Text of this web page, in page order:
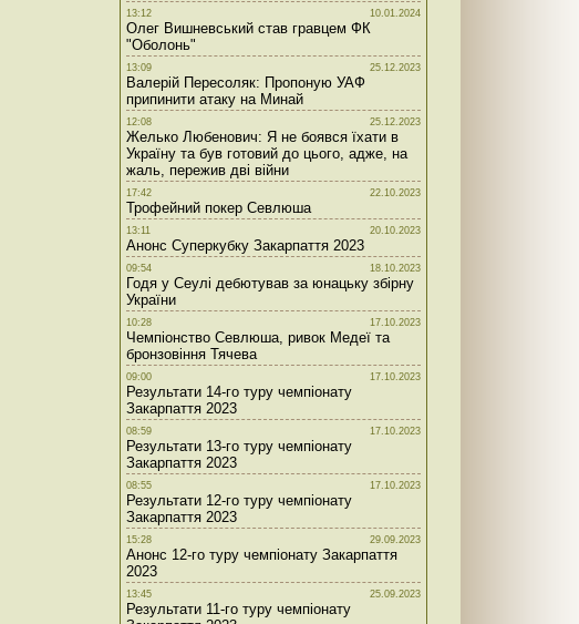
13:12 10.01.2024
Олег Вишневський став гравцем ФК
"Оболонь"
13:09 25.12.2023
Валерій Пересоляк: Пропоную УАФ
припинити атаку на Минай
12:08 25.12.2023
Желько Любенович: Я не боявся їхати в
Україну та був готовий до цього, адже, на
жаль, пережив дві війни
17:42 22.10.2023
Трофейний покер Севлюша
13:11 20.10.2023
Анонс Суперкубку Закарпаття 2023
09:54 18.10.2023
Годя у Сеулі дебютував за юнацьку збірну
України
10:28 17.10.2023
Чемпіонство Севлюша, ривок Медеї та
бронзовіння Тячева
09:00 17.10.2023
Результати 14-го туру чемпіонату
Закарпаття 2023
08:59 17.10.2023
Результати 13-го туру чемпіонату
Закарпаття 2023
08:55 17.10.2023
Результати 12-го туру чемпіонату
Закарпаття 2023
15:28 29.09.2023
Анонс 12-го туру чемпіонату Закарпаття
2023
13:45 25.09.2023
Результати 11-го туру чемпіонату